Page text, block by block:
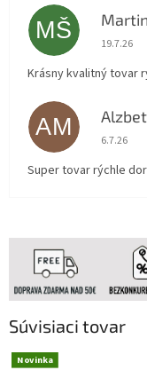
Súvisiaci tovar
Novinka
MŠ
19.7.26
Krásny kvalitný tovar
AM
6.7.26
Super tovar rýchle